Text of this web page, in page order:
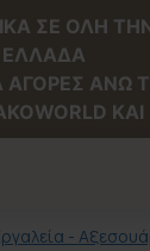
ΣΕ ΟΛΗ ΤΗΝ
ΕΛΛΑΔΑ
ΑΓΟΡΕΣ ΑΝΩ
ΚΑΙ
-